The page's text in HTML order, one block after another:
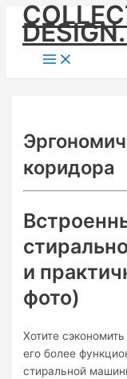
Skip
contentMain
Menu
коридора
и
фото)
Хотите
его более
стиральной